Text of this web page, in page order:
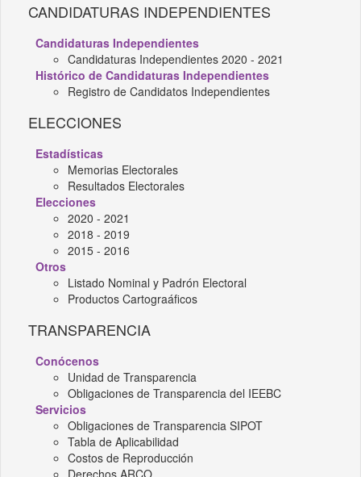
CANDIDATURAS INDEPENDIENTES
Candidaturas Independientes
Candidaturas Independientes 2020 - 2021
Histórico de Candidaturas Independientes
Registro de Candidatos Independientes
ELECCIONES
Estadísticas
Memorias Electorales
Resultados Electorales
Elecciones
2020 - 2021
2018 - 2019
2015 - 2016
Otros
Listado Nominal y Padrón Electoral
Productos Cartograáficos
TRANSPARENCIA
Conócenos
Unidad de Transparencia
Obligaciones de Transparencia del IEEBC
Servicios
Obligaciones de Transparencia SIPOT
Tabla de Aplicabilidad
Costos de Reproducción
Derechos ARCO